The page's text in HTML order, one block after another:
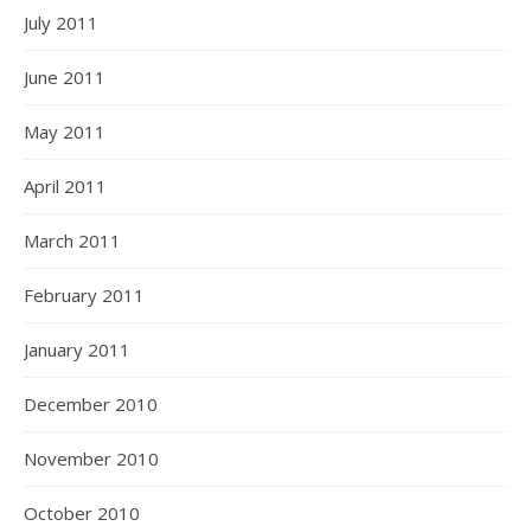
July 2011
June 2011
May 2011
April 2011
March 2011
February 2011
January 2011
December 2010
November 2010
October 2010